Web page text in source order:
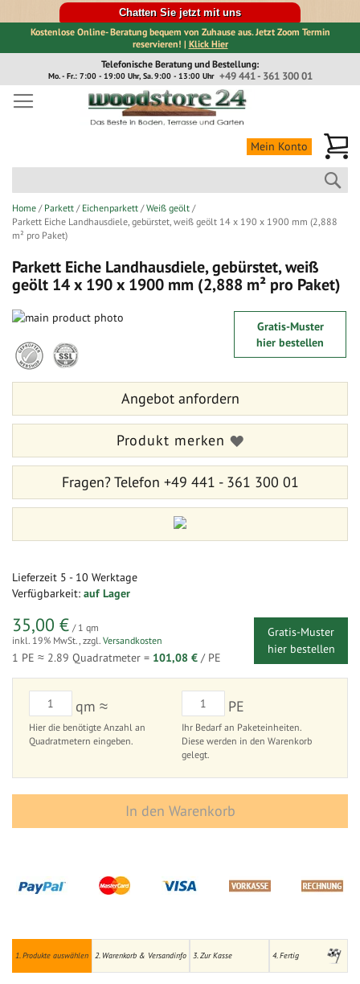
Chatten Sie jetzt mit uns
Kostenlose Online- Beratung bequem von Zuhause aus. Jetzt Zoom Termin
reservieren! | Klick Hier
Inhalt
Telefonische Beratung und Bestellung:
+49 441 - 361 300 01
Mo. - Fr.: 7:00 - 19:00 Uhr, Sa. 9:00 - 13:00 Uhr
Mein Konto
Home Parkett Eichenparkett
Weiß geölt
Parkett Eiche Landhausdiele, gebürstet, weiß geölt 14 x 190 x 1900 mm (2,888
m² pro Paket)
1. Produkte auswählen 2. Warenkorb & Versandinfo 3. Zur Kasse 4. Fertig
Parkett Eiche Landhausdiele, gebürstet, weiß
geölt 14 x 190 x 1900 mm (2,888 m² pro Paket)
Lieferzeit 5 - 10 Werktage
Verfügbarkeit: auf Lager
35,00 € / 1 qm
inkl. 19% MwSt., zzgl. Versandkosten
1 PE ≈ 2.89 Quadratmeter = 101,08 € / PE
Gratis-Muster
hier bestellen
qm ≈
Hier die benötigte Anzahl an
Quadratmetern eingeben.
PE
Ihr Bedarf an Paketeinheiten.
Diese werden in den Warenkorb
gelegt.
In den Warenkorb
Gratis-Muster
hier bestellen
Zum
der
Bildergalerie
springen
Anfang
der
Bildergalerie
Angebot anfordern
Produkt merken
Fragen?Telefon +49 441 - 361 300 01